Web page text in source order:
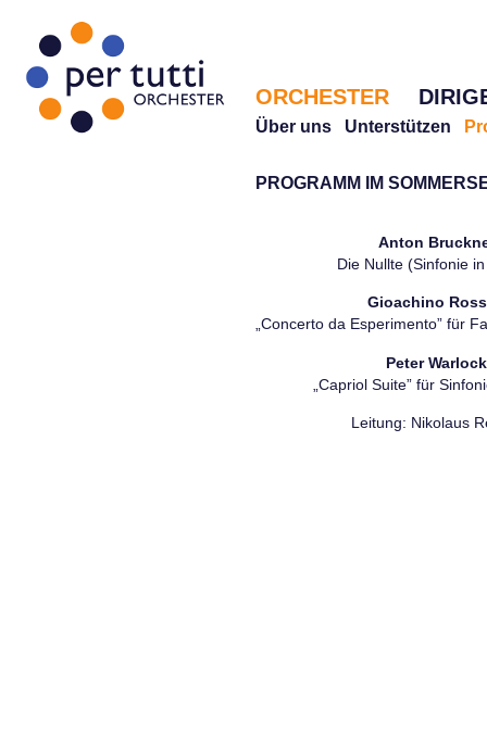
ORCHESTER
Über uns Unterstützen
PROGRAMM IM
Anton
Die Nullte (Sinfonie
Gioachino
„Concerto da Esperimento” für
Peter Warlock
„Capriol Suite” für
Leitung: Nikolaus